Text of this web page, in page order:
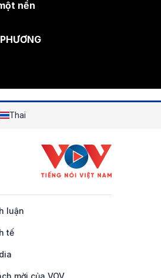
nền
Thai
luận
tế
mời của VOV